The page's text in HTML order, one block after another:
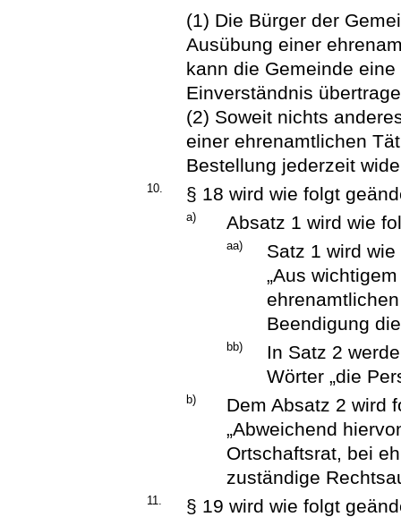
(1) Die Bürger der
Ausübung einer
kann die Gemeinde
Einverständnis
(2) Soweit nichts
einer ehrenamtlichen
Bestellung jederzeit
10. § 18 wird wie folgt
a) Absatz 1 wird wie
aa)
Satz 1 wird
„Aus
Beendigung
bb)
In Satz 2
Wörter „die
b)
Dem Absatz 2 wird
„Abweichend
Ortschaftsrat, bei
zuständige
11. § 19 wird wie folgt